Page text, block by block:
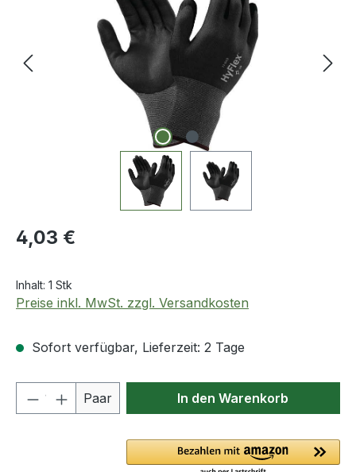
Regulärer Preis:
4,03 €
Inhalt: 1 Stk
Preise inkl. MwSt. zzgl. Versandkosten
Sofort verfügbar, Lieferzeit: 2 Tage
Produkt Anzahl: Gib den
Paar In den Warenkorb